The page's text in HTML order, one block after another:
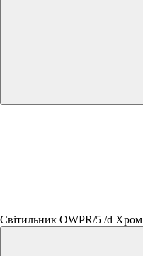
Світильник OWPR/5 /d Хром